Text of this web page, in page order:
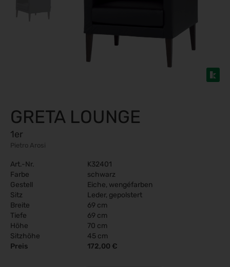
GRETA LOUNGE
1er
Pietro Arosi
Art.-Nr.
K32401
Farbe
schwarz
Gestell
Eiche, wengéfarben
Sitz
Leder, gepolstert
Breite
69 cm
Tiefe
69 cm
Höhe
70 cm
Sitzhöhe
45 cm
Preis
172,00 €